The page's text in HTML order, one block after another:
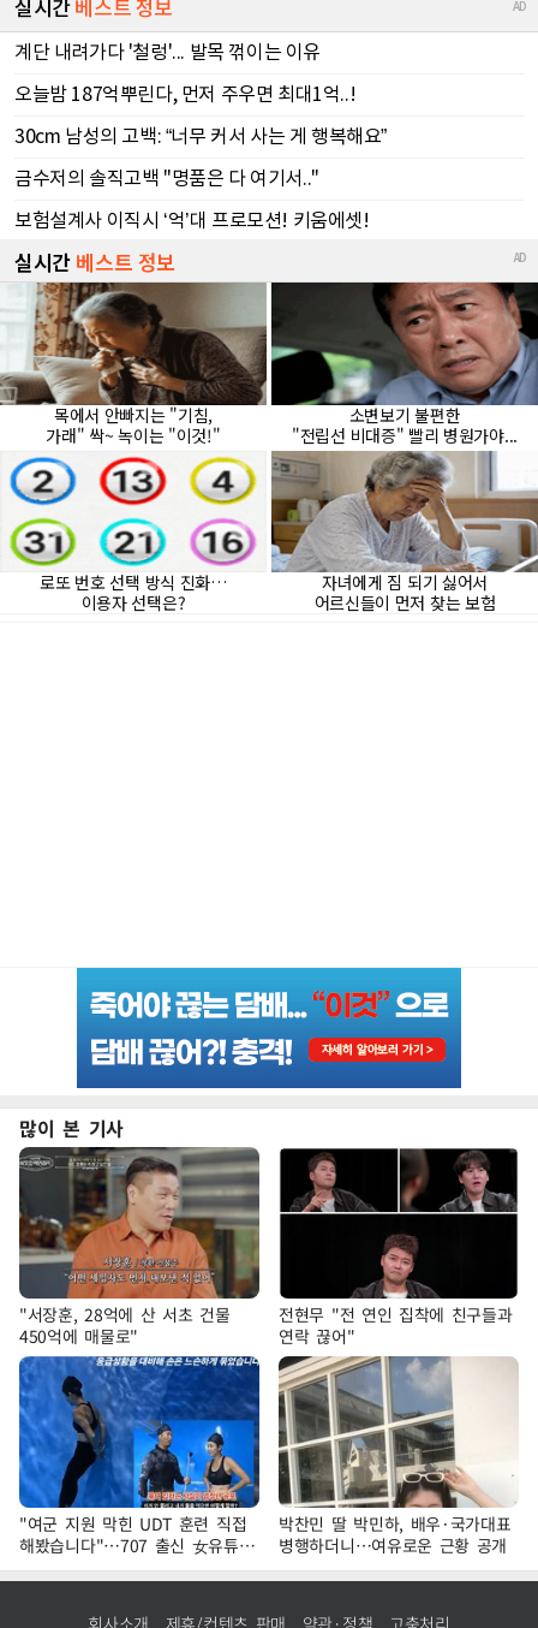
많이 본 기사
"서장훈, 28억에 산 서초 건물
450억에 매물로"
전현무 "전 연인 집착에 친구들과
연락 끊어"
"여군 지원 막힌 UDT 훈련 직접
해봤습니다"…707 출신 女유튜버
'완벽 소화'
박찬민 딸 박민하, 배우·국가대표
병행하더니…여유로운 근황 공개
회사소개 제휴/컨텐츠 판매 약관·정책 고충처리